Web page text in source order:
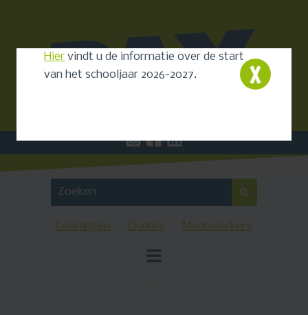
Hier vindt u de informatie over de start
van het schooljaar 2026-2027.
Leerlingen Ouders Medewerkers